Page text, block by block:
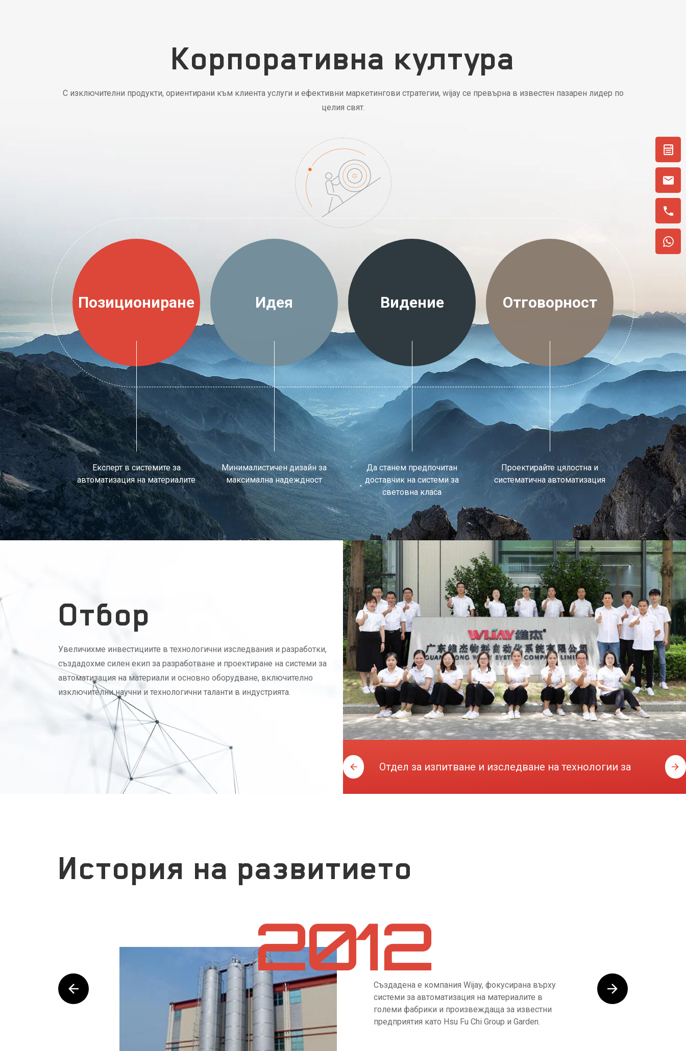
Корпоративна култура
С изключителни продукти, ориентирани към клиента услуги и ефективни маркетингови стратегии, wijay се превърна в известен пазарен лидер по
целия свят.
Позициониране
Експерт в системите за
автоматизация на материалите
Идея
Минималистичен дизайн за
максимална надеждност
Видение
Да станем предпочитан
доставчик на системи за
световна класа
Отговорност
Проектирайте цялостна и
систематична автоматизация
Отбор
Увеличихме инвестициите в технологични изследвания и разработки,
създадохме силен екип за разработване и проектиране на системи за
автоматизация на материали и основно оборудване, включително
изключителни научни и технологични таланти в индустрията.
Отдел за изпитване и изследване на технологии за
История на развитието
2012Създадена е компания Wijay, фокусирана върху
системи за автоматизация на материалите в
големи фабрики и произвеждаща за известни
предприятия като Hsu Fu Chi Group и Garden.